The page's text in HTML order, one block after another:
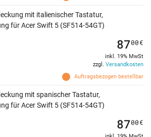
mit italienischer Tastatur,
für Acer Swift 5 (SF514-54GT)
Auftragsbezogen bestellbar
8700€
inkl. 19% MwSt
zzgl. Versandkosten
mit spanischer Tastatur,
für Acer Swift 5 (SF514-54GT)
8700€